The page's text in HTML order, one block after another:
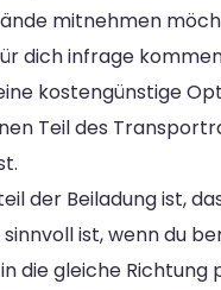
mitnehmen
dich infrage
kostengünstige
Teil des
der Beiladung ist,
ist, wenn du
die gleiche Richtung